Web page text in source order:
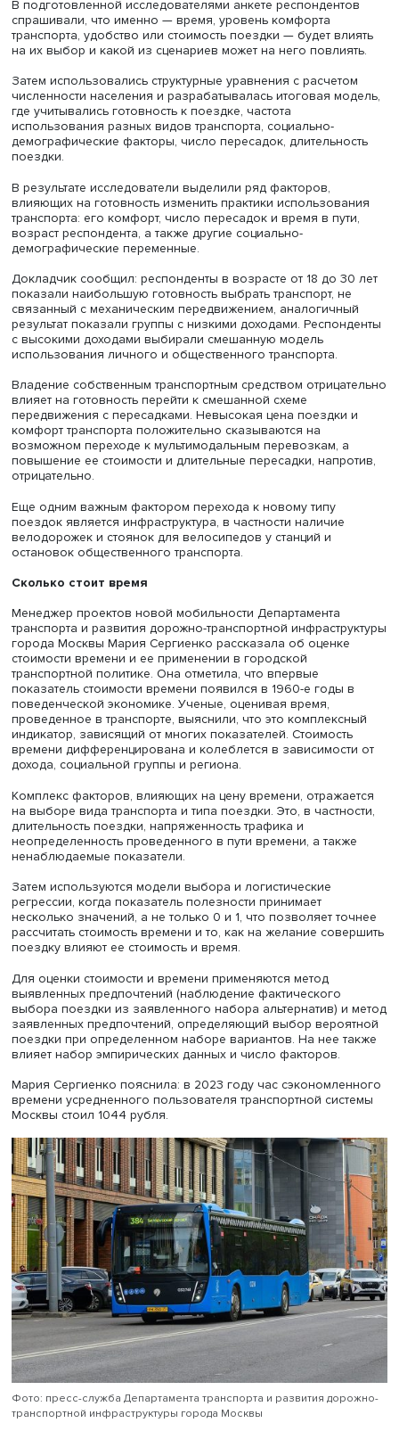
пример Индии». Докладчик пояснил, что в
использовалась выборка горожан, которым
стратегии и 9 сценариев возможных решений для
привычного варианта поездки к мультимодальным
предполагающим использование различных видов
городского транспорта и индивидуальных средств
передвижения.
В подготовленной исследователями анкете
спрашивали, что именно — время, уровень комфорта
транспорта, удобство или стоимость поездки — будет
на их выбор и какой из сценариев может на него
Затем использовались структурные уравнения с
численности населения и разрабатывалась итоговая
где учитывались готовность к поездке, частота
использования разных видов транспорта, социально-
демографические факторы, число пересадок,
поездки.
В результате исследователи выделили ряд факторов,
влияющих на готовность изменить практики
транспорта: его комфорт, число пересадок и время в
возраст респондента, а также другие социально-
демографические переменные.
Докладчик сообщил: респонденты в возрасте от 18 до
показали наибольшую готовность выбрать транспорт,
связанный с механическим передвижением,
результат показали группы с низкими доходами.
с высокими доходами выбирали смешанную модель
использования личного и общественного транспорта.
Владение собственным транспортным средством
передвижения с пересадками. Невысокая цена
комфорт транспорта положительно сказываются на
возможном переходе к мультимодальным перевозкам,
повышение ее стоимости и длительные пересадки,
отрицательно.
Еще одним важным фактором перехода к новому типу
поездок является инфраструктура, в частности наличие
велодорожек и стоянок для велосипедов у станций и
Сколько стоит время
Менеджер проектов новой мобильности Департамента
транспорта и развития дорожно-транспортной
города Москвы Мария Сергиенко рассказала об
стоимости времени и ее применении в городской
транспортной политике. Она отметила, что впервые
показатель стоимости времени появился в 1960-е годы
поведенческой экономике. Ученые, оценивая время,
проведенное в транспорте, выяснили, что это
индикатор, зависящий от многих показателей.
времени дифференцирована и колеблется в
дохода, социальной группы и региона.
Комплекс факторов, влияющих на цену времени,
длительность поездки, напряженность трафика и
неопределенность проведенного в пути времени, а
Затем используются модели выбора и логистические
регрессии, когда показатель полезности принимает
несколько значений, а не только 0 и 1, что позволяет
рассчитать стоимость времени и то, как на желание
поездку влияют ее стоимость и время.
Для оценки стоимости и времени применяются метод
выявленных предпочтений (наблюдение фактического
выбора поездки из заявленного набора альтернатив)
заявленных предпочтений, определяющий выбор
поездки при определенном наборе вариантов. На нее
влияет набор эмпирических данных и число факторов.
Мария Сергиенко пояснила: в 2023 году час
времени усредненного пользователя транспортной